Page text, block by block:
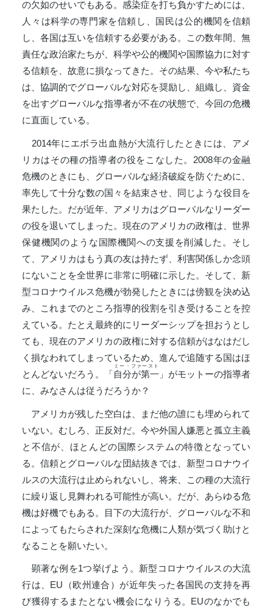
の欠如のせいでもある。感染症を打ち負かすためには、
人々は科学の専門家を信頼し、国民は公的機関を信頼
し、各国は互いを信頼する必要がある。この数年間、無
責任な政治家たちが、科学や公的機関や国際協力に対す
る信頼を、故意に損なってきた。その結果、今や私たち
は、協調的でグローバルな対応を奨励し、組織し、資金
を出すグローバルな指導者が不在の状態で、今回の危機
に直面している。
2014年にエボラ出血熱が大流行したときには、アメ
リカはその種の指導者の役をこなした。2008年の金融
危機のときにも、グローバルな経済破綻を防ぐために、
率先して十分な数の国々を結束させ、同じような役目を
果たした。だが近年、アメリカはグローバルなリーダー
の役を退いてしまった。現在のアメリカの政権は、世界
保健機関のような国際機関への支援を削減した。そし
て、アメリカはもう真の友は持たず、利害関係しか念頭
にないことを全世界に非常に明確に示した。そして、新
型コロナウイルス危機が勃発したときには傍観を決め込
み、これまでのところ指導的役割を引き受けることを控
えている。たとえ最終的にリーダーシップを担おうとし
ても、現在のアメリカの政権に対する信頼がはなはだし
く損なわれてしまっているため、進んで追随する国はほ
とんどないだろう。「自分が第一
ミー・ファースト
」がモットーの指導者
に、みなさんは従うだろうか？
アメリカが残した空白は、まだ他の誰にも埋められて
いない。むしろ、正反対だ。今や外国人嫌悪と孤立主義
と不信が、ほとんどの国際システムの特徴となってい
る。信頼とグローバルな団結抜きでは、新型コロナウイ
ルスの大流行は止められないし、将来、この種の大流行
に繰り返し見舞われる可能性が高い。だが、あらゆる危
機は好機でもある。目下の大流行が、グローバルな不和
によってもたらされた深刻な危機に人類が気づく助けと
なることを願いたい。
顕著な例を1つ挙げよう。新型コロナウイルスの大流
行は、EU（欧州連合）が近年失った各国民の支持を再
び獲得するまたとない機会になりうる。EUのなかでも